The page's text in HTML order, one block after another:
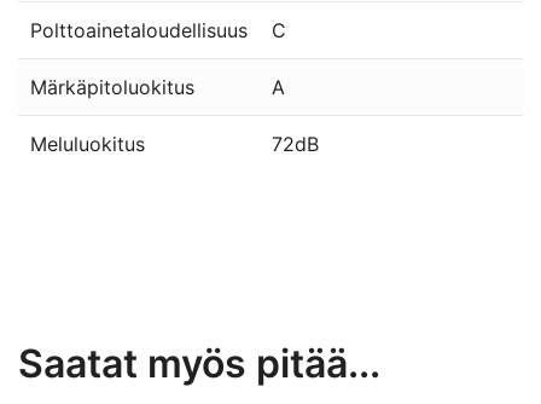
Polttoainetaloudellisuus C
Märkäpitoluokitus A
Meluluokitus 72dB
Saatat myös pitää...